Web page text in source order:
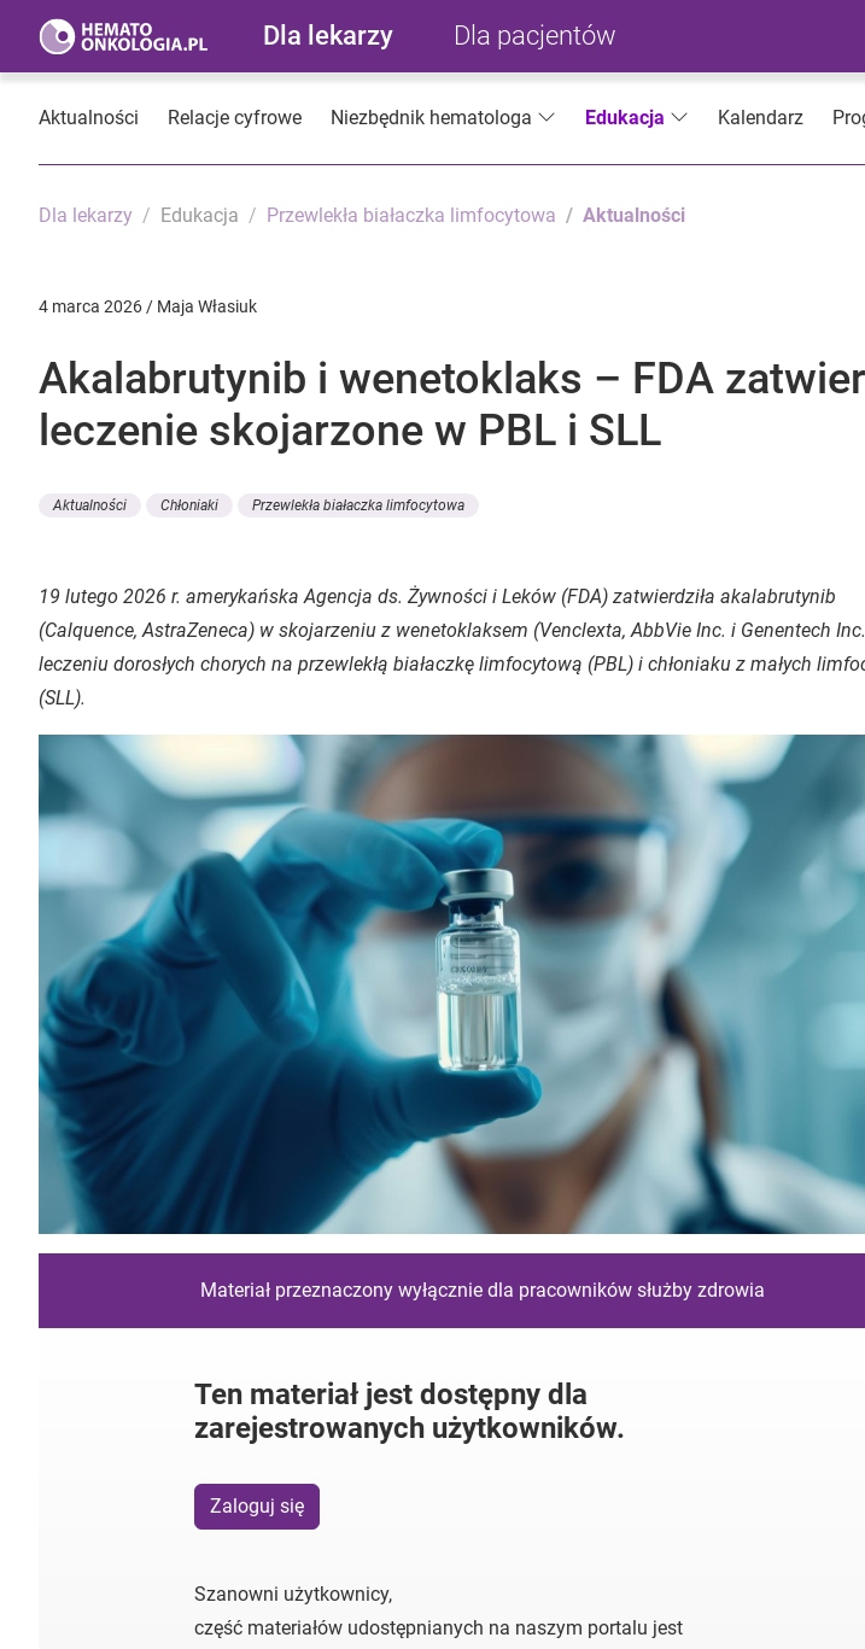
Dla lekarzy Dla pacjentów
Aktualności Relacje cyfrowe Niezbędnik hematologa Edukacja Kalendarz
Dla lekarzy Edukacja Przewlekła białaczka limfocytowa Aktualności
4 marca 2026 / Maja Własiuk
Akalabrutynib i wenetoklaks – FDA
leczenie skojarzone w PBL i SLL
Aktualności Chłoniaki Przewlekła białaczka limfocytowa
19 lutego 2026 r. amerykańska Agencja ds. Żywności i Leków (FDA) zatwierdziła akalabrutynib
(Calquence, AstraZeneca) w skojarzeniu z wenetoklaksem (Venclexta, AbbVie Inc. i Genentech
leczeniu dorosłych chorych na przewlekłą białaczkę limfocytową (PBL) i chłoniaku z małych
(SLL).
Materiał przeznaczony wyłącznie dla pracowników służby zdrowia
Ten materiał jest dostępny dla
zarejestrowanych użytkowników.
Zaloguj się
Szanowni użytkownicy,
część materiałów udostępnianych na naszym portalu jest